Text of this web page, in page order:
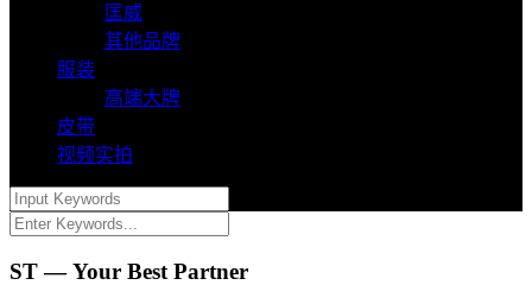
匡威
其他品牌
服装
高端大牌
皮带
视频实拍
ST — Your Best Partner